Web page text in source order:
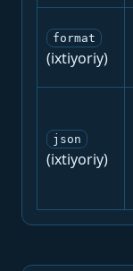
format
(ixtiyoriy)
json
(ixtiyoriy)